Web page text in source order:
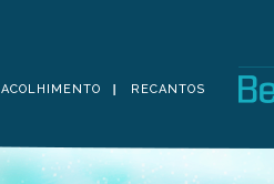
ACOLHIMENTO RECANTOS